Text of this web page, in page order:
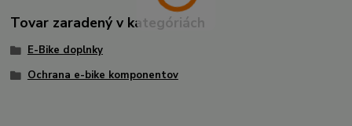
Tovar zaradený v kategóriách
E-Bike doplnky
Ochrana e-bike komponentov